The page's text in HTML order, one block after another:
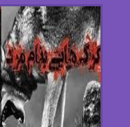
استفانی مهیر
اسما کافی
افسانه سماوات
ال جی اسمیت